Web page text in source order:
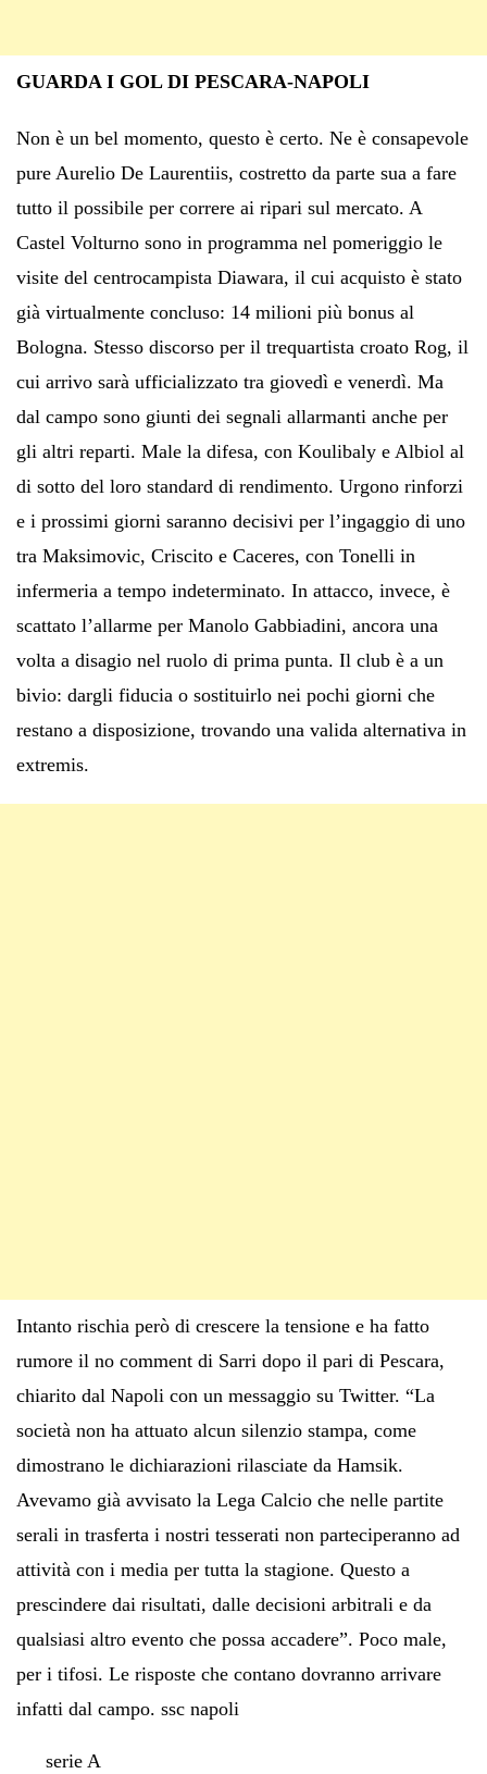
GUARDA I GOL DI PESCARA-NAPOLI
Non è un bel momento, questo è certo. Ne è consapevole
pure Aurelio De Laurentiis, costretto da parte sua a fare
tutto il possibile per correre ai ripari sul mercato. A
Castel Volturno sono in programma nel pomeriggio le
visite del centrocampista Diawara, il cui acquisto è stato
già virtualmente concluso: 14 milioni più bonus al
Bologna. Stesso discorso per il trequartista croato Rog, il
cui arrivo sarà ufficializzato tra giovedì e venerdì. Ma
dal campo sono giunti dei segnali allarmanti anche per
gli altri reparti. Male la difesa, con Koulibaly e Albiol al
di sotto del loro standard di rendimento. Urgono rinforzi
e i prossimi giorni saranno decisivi per l’ingaggio di uno
tra Maksimovic, Criscito e Caceres, con Tonelli in
infermeria a tempo indeterminato. In attacco, invece, è
scattato l’allarme per Manolo Gabbiadini, ancora una
volta a disagio nel ruolo di prima punta. Il club è a un
bivio: dargli fiducia o sostituirlo nei pochi giorni che
restano a disposizione, trovando una valida alternativa in
extremis.
Intanto rischia però di crescere la tensione e ha fatto
rumore il no comment di Sarri dopo il pari di Pescara,
chiarito dal Napoli con un messaggio su Twitter. “La
società non ha attuato alcun silenzio stampa, come
dimostrano le dichiarazioni rilasciate da Hamsik.
Avevamo già avvisato la Lega Calcio che nelle partite
serali in trasferta i nostri tesserati non parteciperanno ad
attività con i media per tutta la stagione. Questo a
prescindere dai risultati, dalle decisioni arbitrali e da
qualsiasi altro evento che possa accadere”. Poco male,
per i tifosi. Le risposte che contano dovranno arrivare
infatti dal campo. ssc napoli
serie A